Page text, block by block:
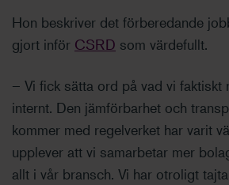
Hon beskriver det förberedande
gjort inför CSRD som värdefullt.
– Vi fick sätta ord på vad vi faktiskt
internt. Den jämförbarhet och
kommer med regelverket har varit
upplever att vi samarbetar mer
allt i vår bransch. Vi har otroligt